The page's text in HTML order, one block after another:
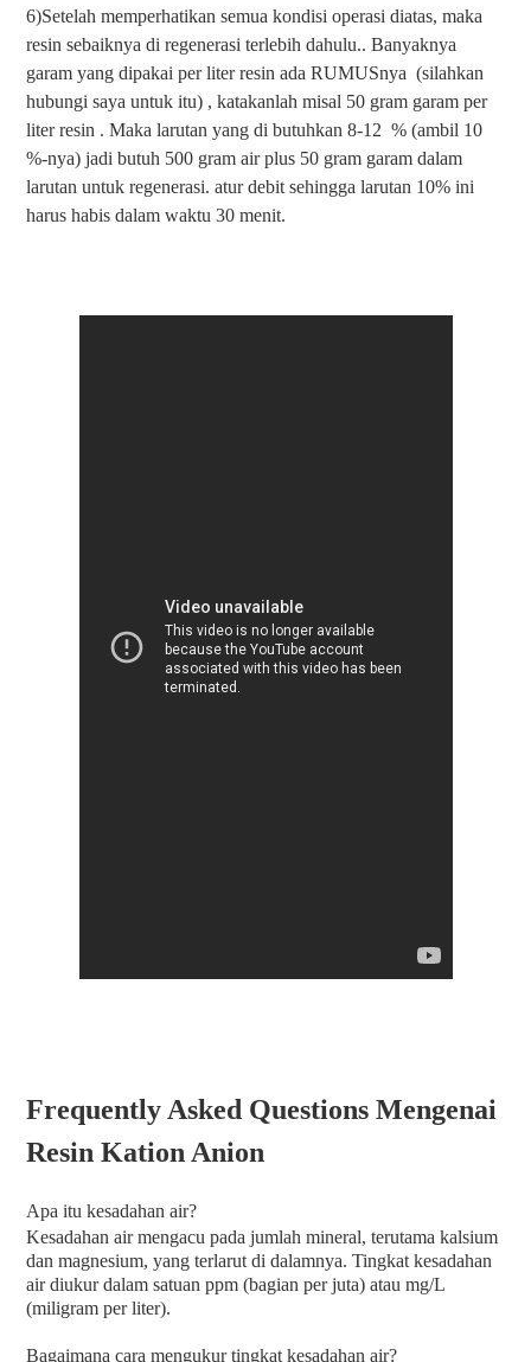
6)Setelah memperhatikan semua kondisi operasi diatas, maka
resin sebaiknya di regenerasi terlebih dahulu.. Banyaknya
garam yang dipakai per liter resin ada RUMUSnya (silahkan
hubungi saya untuk itu) , katakanlah misal 50 gram garam per
liter resin . Maka larutan yang di butuhkan 8-12 % (ambil 10
%-nya) jadi butuh 500 gram air plus 50 gram garam dalam
larutan untuk regenerasi. atur debit sehingga larutan 10% ini
harus habis dalam waktu 30 menit.
Frequently Asked Questions Mengenai
Resin Kation Anion
Apa itu kesadahan air?
Kesadahan air mengacu pada jumlah mineral, terutama kalsium
dan magnesium, yang terlarut di dalamnya. Tingkat kesadahan
air diukur dalam satuan ppm (bagian per juta) atau mg/L
(miligram per liter).
Bagaimana cara mengukur tingkat kesadahan air?